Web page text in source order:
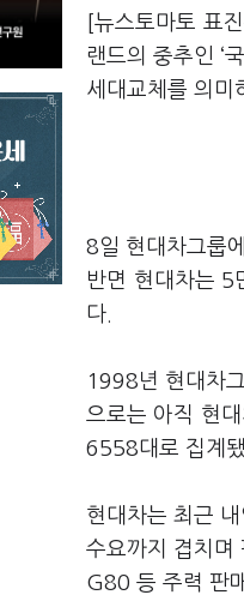
[뉴스토마토 표
랜드의 중추인 ‘
세대교체를 의미
8일 현대차그룹
반면 현대차는
다.
1998년 현대차
으로는 아직 현
6558대로 집계
현대차는 최근
수요까지 겹치며
G80 등 주력 판